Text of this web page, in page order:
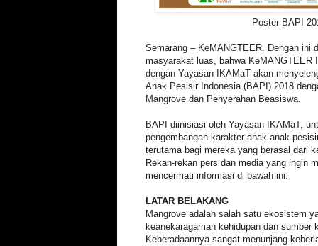
Poster BAPI
Semarang – KeMANGTEER. Dengan ini
masyarakat luas, bahwa KeMANGTEER
dengan Yayasan IKAMaT akan
Anak Pesisir Indonesia (BAPI) 2018
Mangrove dan Penyerahan Beasiswa.
BAPI diinisiasi oleh Yayasan IKAMaT,
pengembangan karakter anak-anak
terutama bagi mereka yang berasal dari
Rekan-rekan pers dan media yang ingin
mencermati informasi di bawah ini:
LATAR BELAKANG
Mangrove adalah salah satu ekosistem
keanekaragaman kehidupan dan sumber
Keberadaannya sangat menunjang